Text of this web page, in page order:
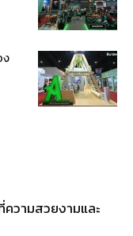
ง
วามสวยงามและ